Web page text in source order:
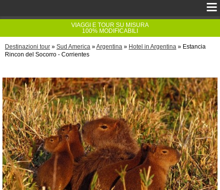
VIAGGI E TOUR SU MISURA
100% MODIFICABILI
Destinazioni tour » Sud America »Argentina » Hotel in Argentina » Estancia
Rincon del Socorro - Corrientes